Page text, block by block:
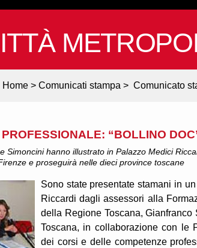
Home > Comunicati stampa > Comunicato
“BOLLINO
Simoncini hanno illustrato in Palazzo Medici
e proseguirà nelle dieci province toscane
Sono state presentate stamani in
Riccardi dagli assessori alla
della Regione Toscana,
Toscana, in collaborazione con le
dei corsi e delle competenze